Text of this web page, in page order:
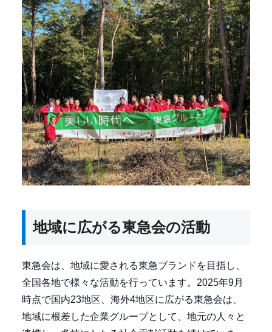
地域に広がる東急会の活動
東急会は、地域に愛される東急ブランドを目指し、
全国各地で様々な活動を行っています。2025年9月
時点で国内23地区、海外4地区に広がる東急会は、
地域に根差した企業グループとして、地元の人々と